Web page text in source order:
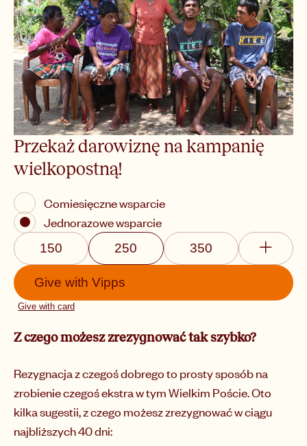
Przekaż darowiznę na kampanię
wielkopostną!
Comiesięczne wsparcie
Jednorazowe wsparcie
150 250 350
Give with Vipps
Give with card
Z czego możesz zrezygnować tak szybko?
Rezygnacja z czegoś dobrego to prosty sposób na
zrobienie czegoś ekstra w tym Wielkim Poście. Oto
kilka sugestii, z czego możesz zrezygnować w ciągu
najbliższych 40 dni: